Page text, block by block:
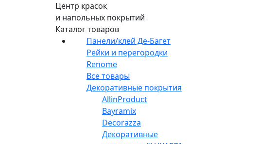
Центр красок
и напольных покрытий
Каталог товаров
Панели/клей Де-Багет
Рейки и перегородки
Renome
Все товары
Декоративные покрытия
AllinProduct
Bayramix
Decorazza
Декоративные